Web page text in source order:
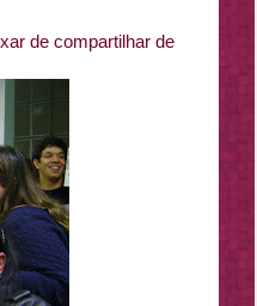
de compartilhar de